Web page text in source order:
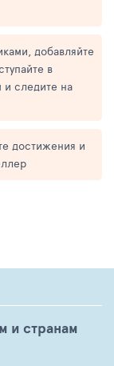
добавляйте
в
следите на
достижения и
и странам